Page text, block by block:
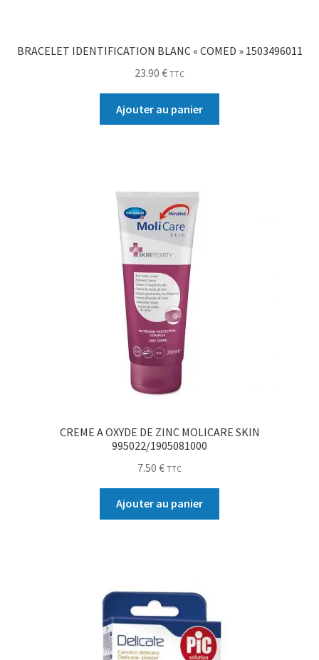
BRACELET IDENTIFICATION BLANC « COMED » 1503496011
23.90 € TTC
Ajouter au panier
CREME A OXYDE DE ZINC MOLICARE SKIN
995022/1905081000
7.50 € TTC
Ajouter au panier